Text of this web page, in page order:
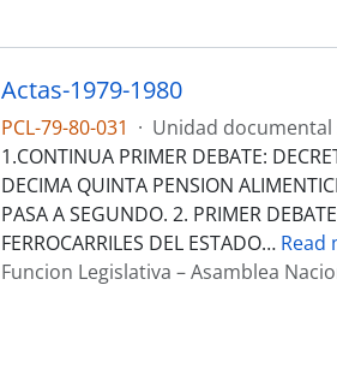
Actas-1979-1980
PCL-79-80-031 · Unidad documental
1.CONTINUA PRIMER DEBATE:
DECIMA QUINTA PENSION
PASA A SEGUNDO. 2. PRIMER
FERROCARRILES DEL ESTADO… Read
Funcion Legislativa – Asamblea